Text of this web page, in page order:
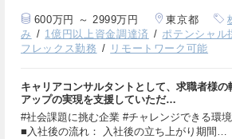
600万円 ～ 2999万円 東京都
み
1億円以上資金調達済 ポテンシャル
フレックス勤務
リモートワーク可能
キャリアコンサルタントとして、求職者様
アップの実現を支援していただ…
#社会課題に挑む企業 #チャレンジできる環
■入社後の流れ： 入社後の立ち上がり期間…